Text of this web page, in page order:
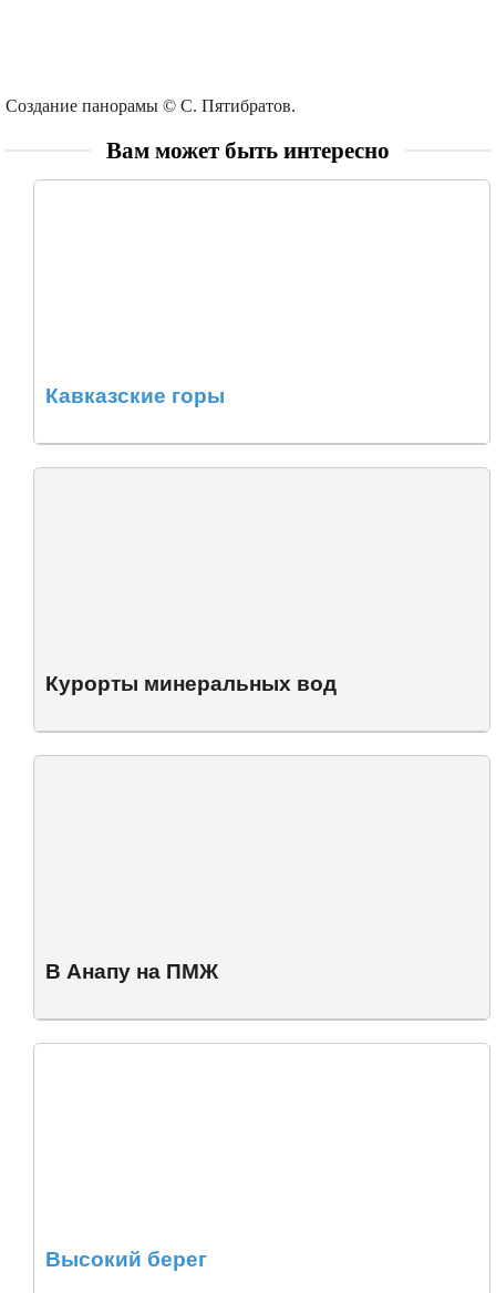
Создание панорамы © С. Пятибратов.
Вам может быть интересно
Кавказские горы
Курорты минеральных вод
В Анапу на ПМЖ
Высокий берег